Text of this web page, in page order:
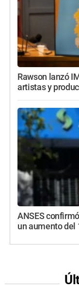
Rawson lanzó
artistas y
ANSES
un aumento del